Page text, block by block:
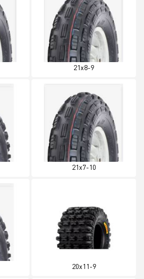
21x8-9
21x7-10
20x11-9